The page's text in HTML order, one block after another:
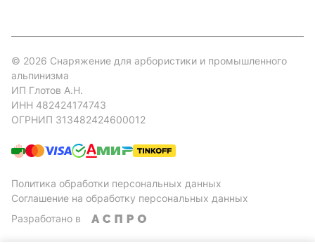
© 2026 Снаряжение для арбористики и промышленного
альпинизма
ИП Глотов А.Н.
ИНН 482424174743
ОГРНИП 313482424600012
Политика обработки персональных данных
Соглашение на обработку персональных данных
Разработано в